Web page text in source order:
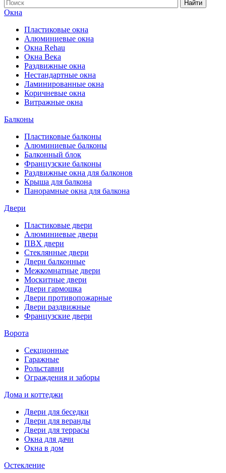
Найти
Окна
Пластиковые окна
Алюминиевые окна
Окна Rehau
Окна Века
Раздвижные окна
Нестандартные окна
Ламинированные окна
Коричневые окна
Витражные окна
Балконы
Пластиковые балконы
Алюминиевые балконы
Балконный блок
Французские балконы
Раздвижные окна для балконов
Крыша для балкона
Панорамные окна для балкона
Двери
Пластиковые двери
Алюминиевые двери
ПВХ двери
Стеклянные двери
Двери балконные
Межкомнатные двери
Москитные двери
Двери гармошка
Двери противопожарные
Двери раздвижные
Французские двери
Ворота
Секционные
Гаражные
Рольставни
Ограждения и заборы
Дома и коттеджи
Двери для беседки
Двери для веранды
Двери для террасы
Окна для дачи
Окна в дом
Остекление